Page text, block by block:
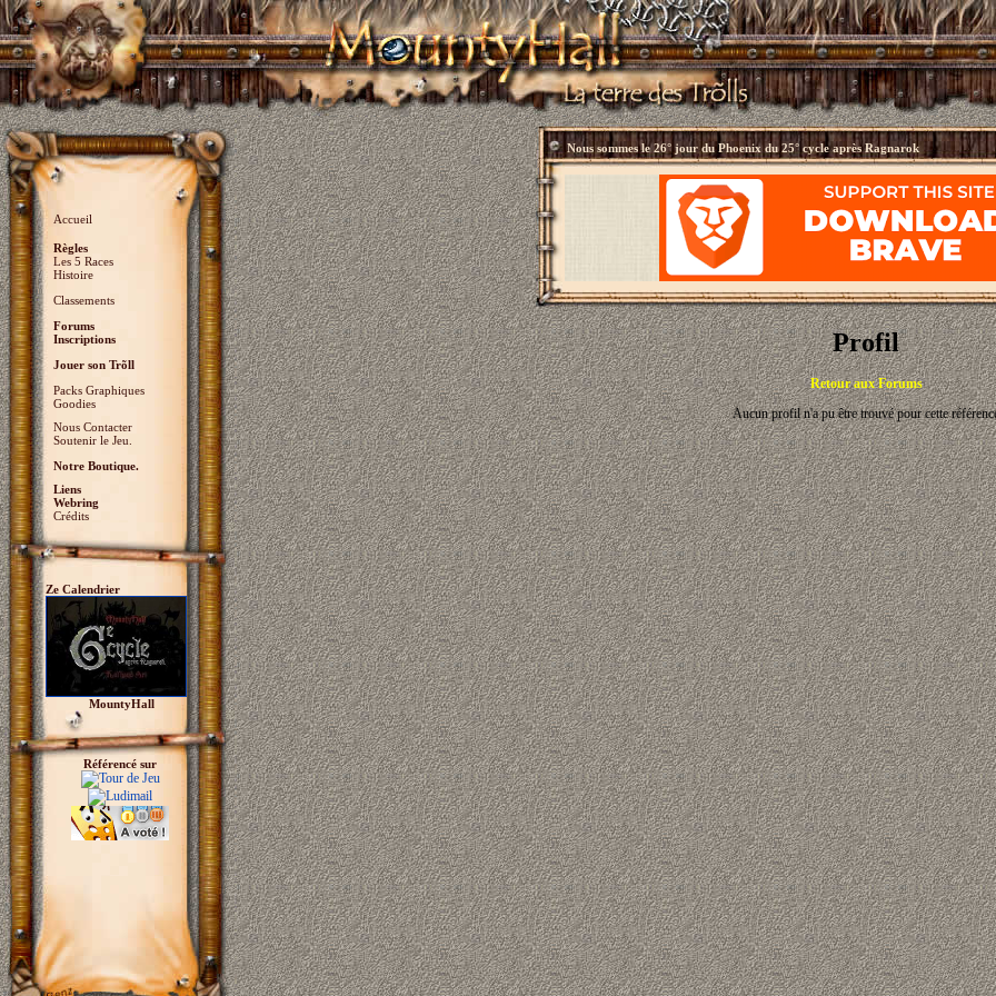
Accueil
Règles
Les 5 Races
Histoire
Classements
Forums
Inscriptions
Jouer son Trõll
Packs Graphiques
Goodies
Nous Contacter
Soutenir le Jeu.
Notre Boutique.
Liens
Webring
Crédits
Ze Calendrier
MountyHall
Référencé sur
Nous sommes le26° jour du Phoenix du 25° cycle après Ragnarok
Profil
Retour aux Forums
Aucun profil n'a pu être trouvé pour cette